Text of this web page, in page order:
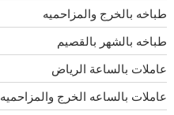
طباخه بالخرج والمزاحميه
طباخه بالشهر بالقصيم
عاملات بالساعة الرياض
عاملات بالساعه الخرج والمزاحميه